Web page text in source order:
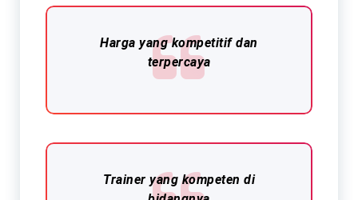
Harga yang kompetitif dan
terpercaya
Trainer yang kompeten di